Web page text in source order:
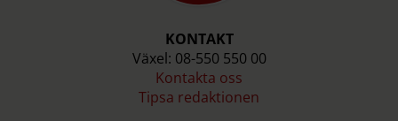
KONTAKT
Växel: 08-550 550 00
Kontakta oss
Tipsa redaktionen